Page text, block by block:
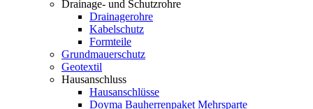
Drainage- und Schutzrohre
Drainagerohre
Kabelschutz
Formteile
Grundmauerschutz
Geotextil
Hausanschluss
Hausanschlüsse
Doyma Bauherrenpaket Mehrsparte